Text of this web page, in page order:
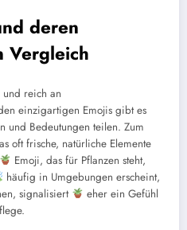
deren
Vergleich
reich an
einzigartigen Emojis gibt es
und Bedeutungen teilen. Zum
oft frische, natürliche Elemente
Emoji, das für Pflanzen steht,
häufig in Umgebungen erscheint,
signalisiert
eher ein Gefühl